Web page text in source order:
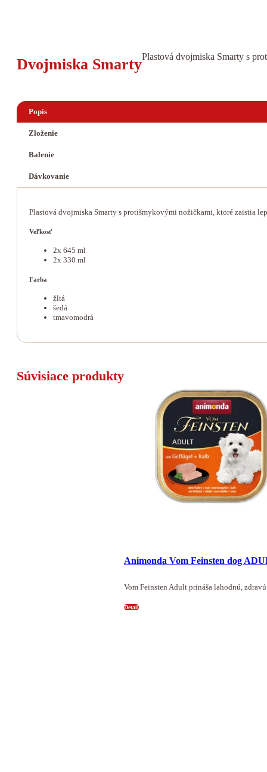
Dvojmiska SmartyPlastová dvojmiska Smarty s
Popis
Zloženie
Balenie
Dávkovanie
Plastová dvojmiska Smarty s protišmykovými nožičkami, ktoré zaistia
Veľkosť
2x 645 ml
2x 330 ml
Farba
žltá
šedá
tmavomodrá
Súvisiace produkty
Animonda Vom Feinsten dog
Vom Feinsten Adult prináša lahodnú,
Detail